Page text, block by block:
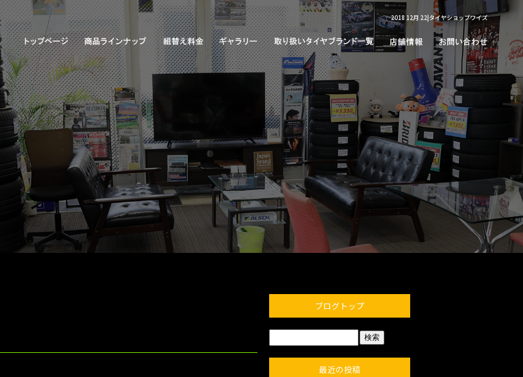
2018 12月 22|タイヤショップワイズ
ブログトップ
最近の投稿